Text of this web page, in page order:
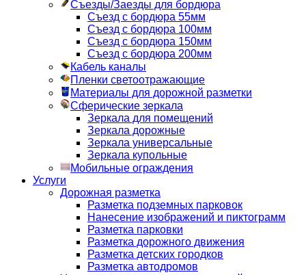
Съезды/Заезды для бордюра
Съезд с бордюра 55мм
Съезд с бордюра 100мм
Съезд с бордюра 150мм
Съезд с бордюра 200мм
Кабель каналы
Пленки светоотражающие
Материалы для дорожной разметки
Сферические зеркала
Зеркала для помещений
Зеркала дорожные
Зеркала универсальные
Зеркала купольные
Мобильные ограждения
Услуги
Дорожная разметка
Разметка подземных парковок
Нанесение изображений и пиктограмм
Разметка парковки
Разметка дорожного движения
Разметка детских городков
Разметка автодромов